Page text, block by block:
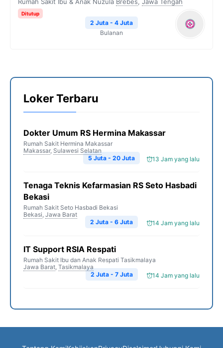
Ditutup
2 Juta - 4 Juta
Bulanan
Loker Terbaru
Dokter Umum RS Hermina Makassar
Rumah Sakit Hermina Makassar
Makassar, Sulawesi Selatan
13 Jam yang lalu
5 Juta - 20 Juta
Tenaga Teknis Kefarmasian RS Seto Hasbadi
Bekasi
Rumah Sakit Seto Hasbadi Bekasi
Bekasi, Jawa Barat
14 Jam yang lalu
2 Juta - 6 Juta
IT Support RSIA Respati
Rumah Sakit Ibu dan Anak Respati Tasikmalaya
Jawa Barat, Tasikmalaya
14 Jam yang lalu
2 Juta - 7 Juta